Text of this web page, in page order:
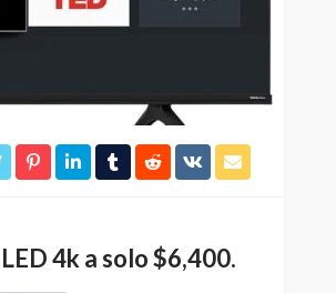
4k a solo $6,400.